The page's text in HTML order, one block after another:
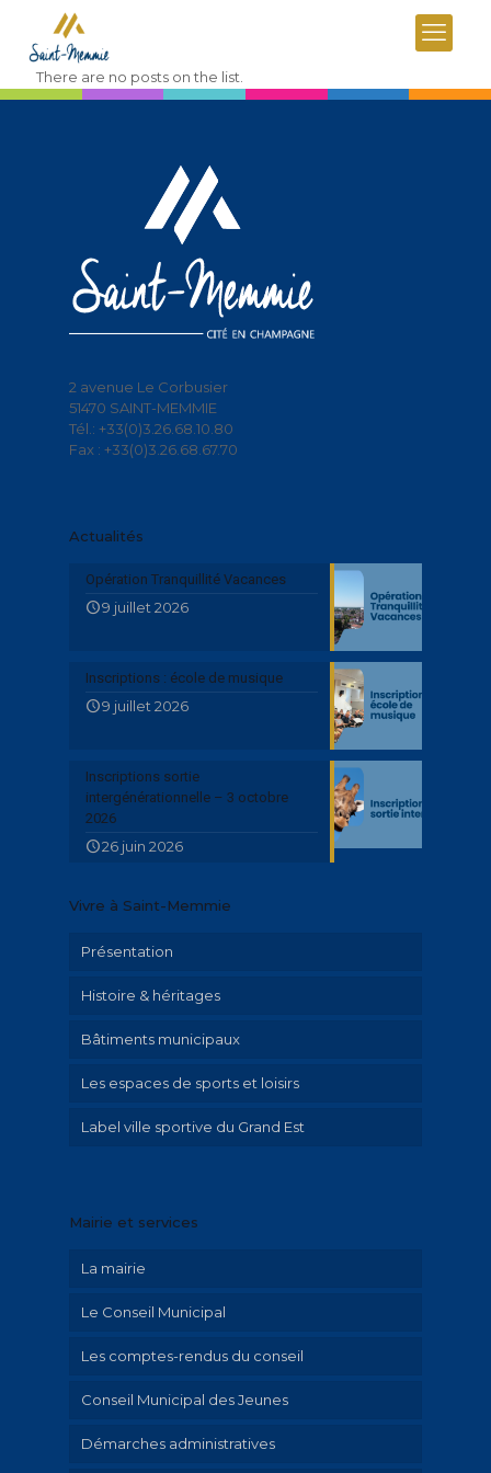
There are no posts on the list.
2 avenue Le Corbusier
51470 SAINT-MEMMIE
Tél.: +33(0)3.26.68.10.80
Fax : +33(0)3.26.68.67.70
Actualités
Opération Tranquillité Vacances
9 juillet 2026
Inscriptions : école de musique
9 juillet 2026
Inscriptions sortie
intergénérationnelle – 3 octobre
2026
26 juin 2026
Vivre à Saint-Memmie
Présentation
Histoire & héritages
Patrimoine
Parcours historique
Illustrations Irolla
Bâtiments municipaux
Les espaces de sports et loisirs
Label ville sportive du Grand Est
Mairie et services
La mairie
Le Conseil Municipal
Les comptes-rendus du conseil
Conseil Municipal des Jeunes
Démarches administratives